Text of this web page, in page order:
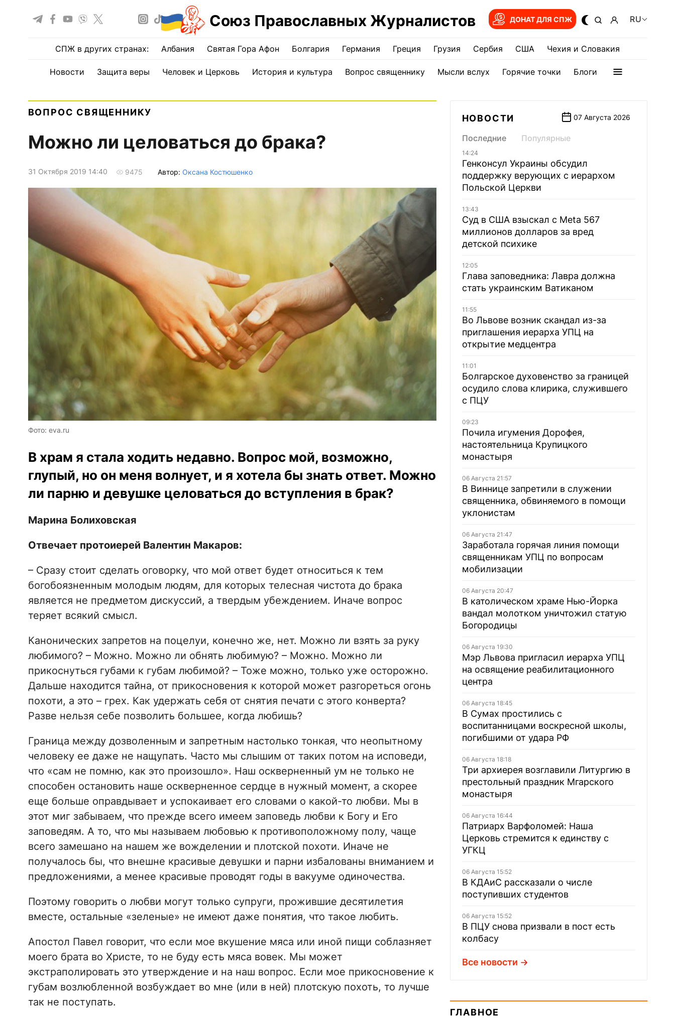
Союз Православных Журналистов ДОНАТ ДЛЯ СПЖ RU
СПЖ в других странах: Албания Святая Гора Афон Болгария Германия Греция Грузия Сербия США Чехия и Словакия
Новости Защита веры Человек и Церковь История и культура Вопрос священнику Мысли вслух Горячие точки Блоги
ВОПРОС СВЯЩЕННИКУ
Можно ли целоваться до брака?
31 Октября 2019 14:40 9475 Автор: Оксана Костюшенко
Фото: eva.ru
В храм я стала ходить недавно. Вопрос мой, возможно,
глупый, но он меня волнует, и я хотела бы знать ответ. Можно
ли парню и девушке целоваться до вступления в брак?
Марина Болиховская
Отвечает протоиерей Валентин Макаров:
– Сразу стоит сделать оговорку, что мой ответ будет относиться к тем
богобоязненным молодым людям, для которых телесная чистота до брака
является не предметом дискуссий, а твердым убеждением. Иначе вопрос
теряет всякий смысл.
Канонических запретов на поцелуи, конечно же, нет. Можно ли взять за руку
любимого? – Можно. Можно ли обнять любимую? – Можно. Можно ли
прикоснуться губами к губам любимой? – Тоже можно, только уже осторожно.
Дальше находится тайна, от прикосновения к которой может разгореться огонь
похоти, а это – грех. Как удержать себя от снятия печати с этого конверта?
Разве нельзя себе позволить большее, когда любишь?
Граница между дозволенным и запретным настолько тонкая, что неопытному
человеку ее даже не нащупать. Часто мы слышим от таких потом на исповеди,
что «сам не помню, как это произошло». Наш оскверненный ум не только не
способен остановить наше оскверненное сердце в нужный момент, а скорее
еще больше оправдывает и успокаивает его словами о какой-то любви. Мы в
этот миг забываем, что прежде всего имеем заповедь любви к Богу и Его
заповедям. А то, что мы называем любовью к противоположному полу, чаще
всего замешано на нашем же вожделении и плотской похоти. Иначе не
получалось бы, что внешне красивые девушки и парни избалованы вниманием и
предложениями, а менее красивые проводят годы в вакууме одиночества.
Поэтому говорить о любви могут только супруги, прожившие десятилетия
вместе, остальные «зеленые» не имеют даже понятия, что такое любить.
Апостол Павел говорит, что если мое вкушение мяса или иной пищи соблазняет
моего брата во Христе, то не буду есть мяса вовек. Мы может
экстраполировать это утверждение и на наш вопрос. Если мое прикосновение к
губам возлюбленной возбуждает во мне (или в ней) плотскую похоть, то лучше
так не поступать.
НОВОСТИ 07 Августа 2026
Последние Популярные
14:24
Генконсул Украины обсудил
поддержку верующих с иерархом
Польской Церкви
13:43
Суд в США взыскал с Meta 567
миллионов долларов за вред
детской психике
12:05
Глава заповедника: Лавра должна
стать украинским Ватиканом
11:55
Во Львове возник скандал из-за
приглашения иерарха УПЦ на
открытие медцентра
11:01
Болгарское духовенство за границей
осудило слова клирика, служившего
с ПЦУ
09:23
Почила игумения Дорофея,
настоятельница Крупицкого
монастыря
06 Августа 21:57
В Виннице запретили в служении
священника, обвиняемого в помощи
уклонистам
06 Августа 21:47
Заработала горячая линия помощи
священникам УПЦ по вопросам
мобилизации
06 Августа 20:47
В католическом храме Нью-Йорка
вандал молотком уничтожил статую
Богородицы
06 Августа 19:30
Мэр Львова пригласил иерарха УПЦ
на освящение реабилитационного
центра
06 Августа 18:45
В Сумах простились с
воспитанницами воскресной школы,
погибшими от удара РФ
06 Августа 18:18
Три архиерея возглавили Литургию в
престольный праздник Мгарского
монастыря
06 Августа 16:44
Патриарх Варфоломей: Наша
Церковь стремится к единству с
УГКЦ
06 Августа 15:52
В КДАиС рассказали о числе
поступивших студентов
06 Августа 15:52
В ПЦУ снова призвали в пост есть
колбасу
Все новости
ГЛАВНОЕ